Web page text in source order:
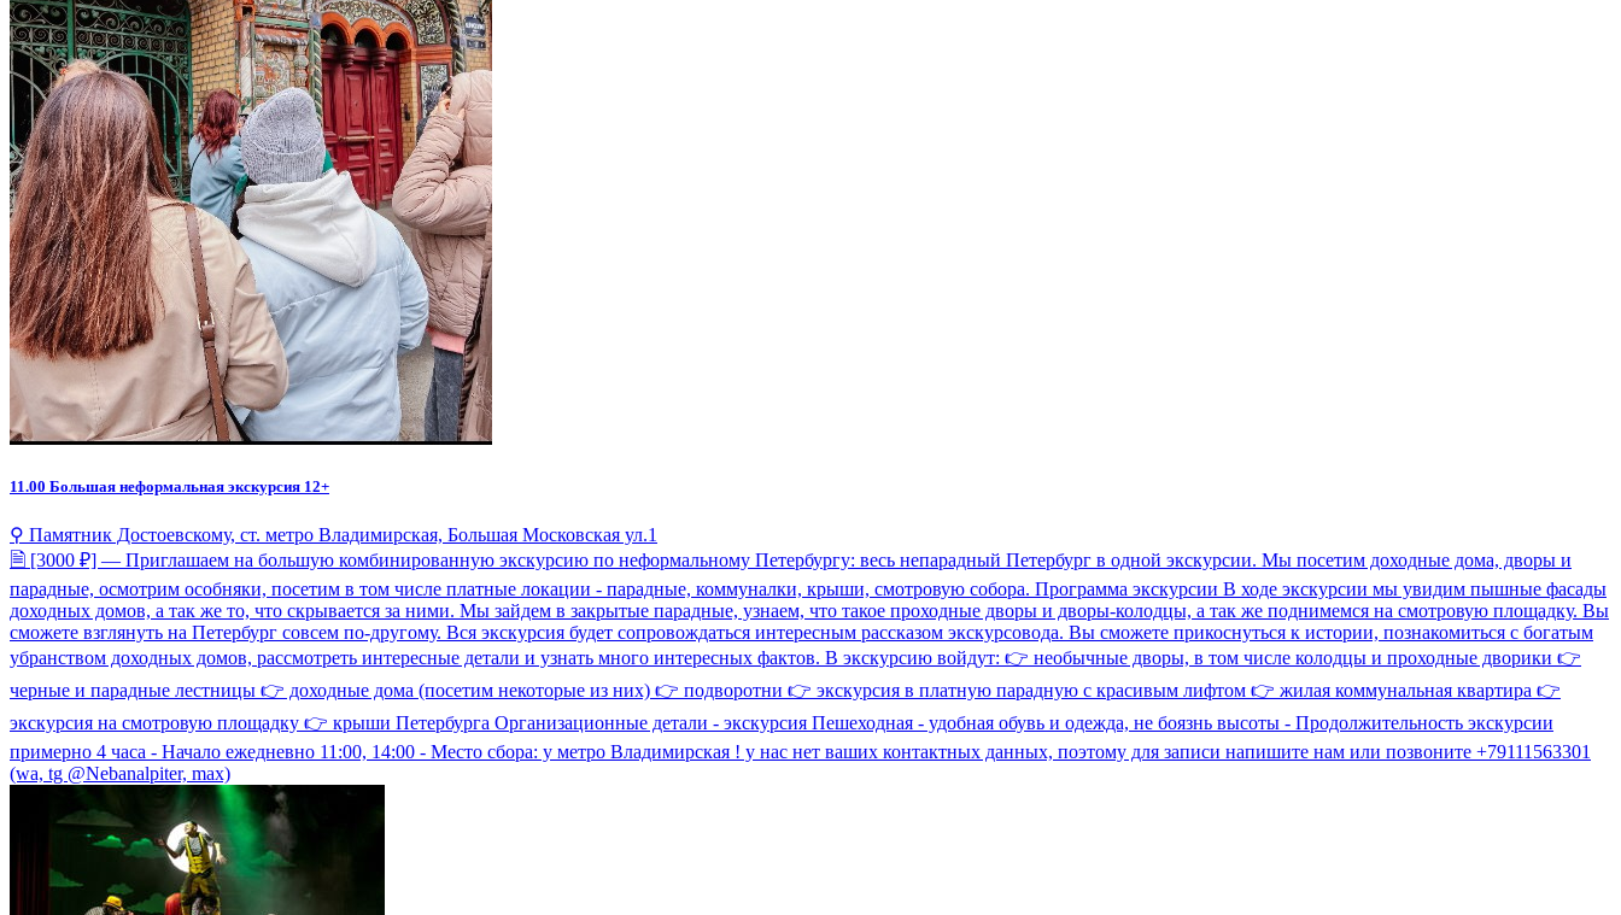
11.00 Большая неформальная экскурсия 12+
⚲ Памятник Достоевскому, ст. метро Владимирская, Большая Московская ул.1
🗎 [3000 ₽] — Приглашаем на большую комбинированную экскурсию по неформальному Петербургу: весь непарадный Петербург в одной экскурсии. Мы посетим доходные дома, дворы и
парадные, осмотрим особняки, посетим в том числе платные локации - парадные, коммуналки, крыши, смотровую собора. Программа экскурсии В ходе экскурсии мы увидим пышные фасады
доходных домов, а так же то, что скрывается за ними. Мы зайдем в закрытые парадные, узнаем, что такое проходные дворы и дворы-колодцы, а так же поднимемся на смотровую площадку. Вы
сможете взглянуть на Петербург совсем по-другому. Вся экскурсия будет сопровождаться интересным рассказом экскурсовода. Вы сможете прикоснуться к истории, познакомиться с богатым
убранством доходных домов, рассмотреть интересные детали и узнать много интересных фактов. В экскурсию войдут: 👉 необычные дворы, в том числе колодцы и проходные дворики 👉
черные и парадные лестницы 👉 доходные дома (посетим некоторые из них) 👉 подворотни 👉 экскурсия в платную парадную с красивым лифтом 👉 жилая коммунальная квартира 👉
экскурсия на смотровую площадку 👉 крыши Петербурга Организационные детали - экскурсия Пешеходная - удобная обувь и одежда, не боязнь высоты - Продолжительность экскурсии
примерно 4 часа - Начало ежедневно 11:00, 14:00 - Место сбора: у метро Владимирская ! у нас нет ваших контактных данных, поэтому для записи напишите нам или позвоните +79111563301
(wa, tg @Nebanalpiter, max)